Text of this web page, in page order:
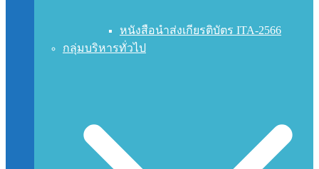
หนังสือนำส่งเกียรติบัตร ITA-2566
กลุ่มบริหารทั่วไป